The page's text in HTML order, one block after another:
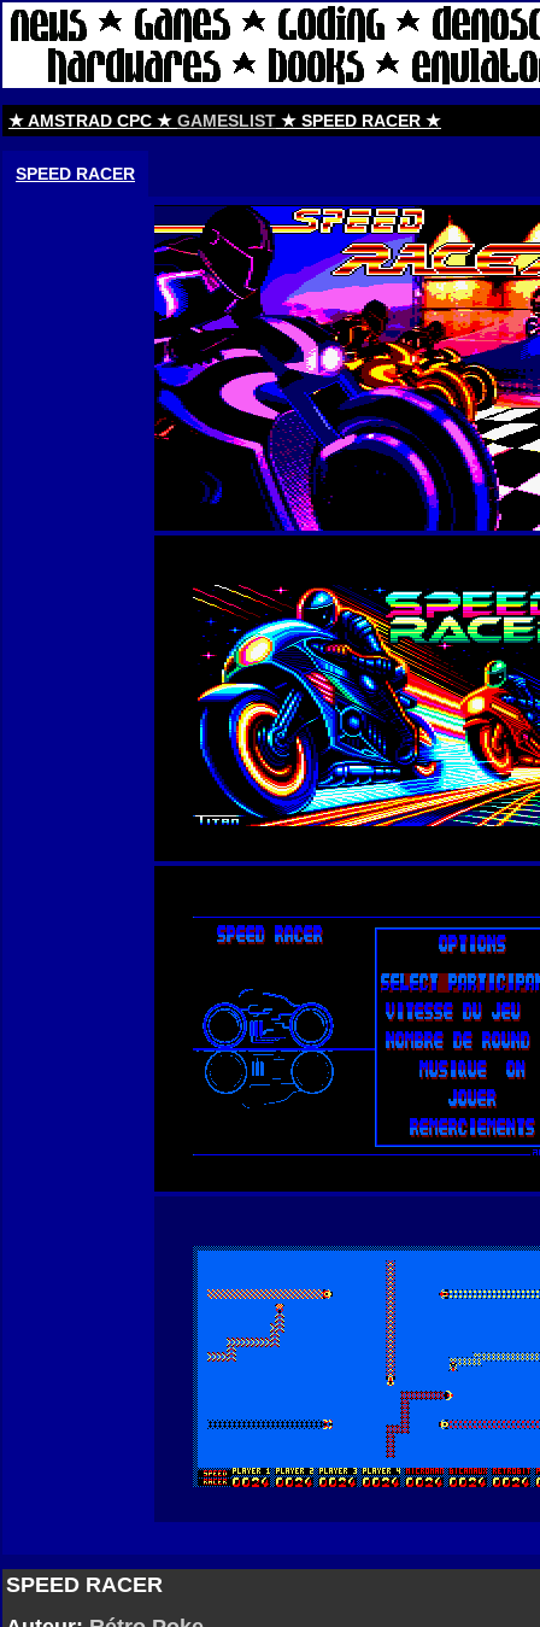
★ AMSTRAD CPC ★ GAMESLIST ★ SPEED RACER ★
SPEED RACER
SPEED RACER